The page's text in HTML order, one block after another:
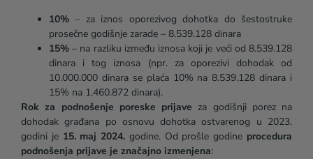
10% – za iznos oporezivog dohotka do šestostruke
prosečne godišnje zarade – 8.539.128 dinara
15% – na razliku između iznosa koji je veći od 8.539.128
dinara i tog iznosa (npr. za oporezivi dohodak od
10.000.000 dinara se plaća 10% na 8.539.128 dinara i
15% na 1.460.872 dinara).
Rok za podnošenje poreske prijave za godišnji porez na
dohodak građana po osnovu dohotka ostvarenog u 2023.
godini je 15. maj 2024. godine. Od prošle godine procedura
podnošenja prijave je značajno izmenjena: